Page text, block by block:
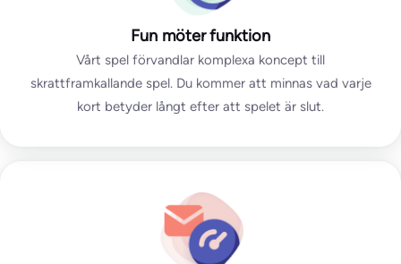
Fun möter funktion
Vårt spel förvandlar komplexa koncept till
skrattframkallande spel. Du kommer att minnas vad varje
kort betyder långt efter att spelet är slut.